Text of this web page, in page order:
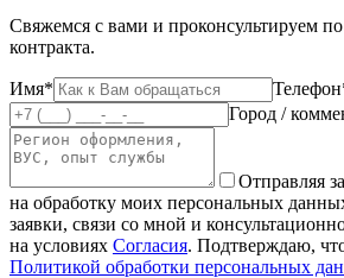
Свяжемся с вами и проконсультируем
контракта.
Имя*
Город /
Отправляя
на обработку моих персональных
заявки, связи со мной и
на условиях Согласия. Подтверждаю,
Политикой обработки персональных